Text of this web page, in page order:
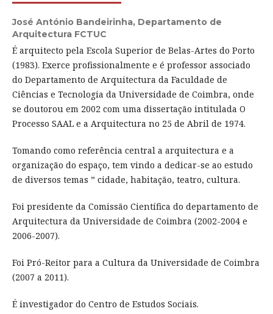
José António Bandeirinha, Departamento de
Arquitectura FCTUC
É arquitecto pela Escola Superior de Belas-Artes do Porto
(1983). Exerce profissionalmente e é professor associado
do Departamento de Arquitectura da Faculdade de
Ciências e Tecnologia da Universidade de Coimbra, onde
se doutorou em 2002 com uma dissertação intitulada O
Processo SAAL e a Arquitectura no 25 de Abril de 1974.
Tomando como referência central a arquitectura e a
organização do espaço, tem vindo a dedicar-se ao estudo
de diversos temas ” cidade, habitação, teatro, cultura.
Foi presidente da Comissão Científica do departamento de
Arquitectura da Universidade de Coimbra (2002-2004 e
2006-2007).
Foi Pró-Reitor para a Cultura da Universidade de Coimbra
(2007 a 2011).
É investigador do Centro de Estudos Sociais.